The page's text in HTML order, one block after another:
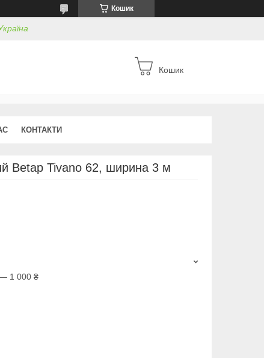
Кошик
Кошик
КОНТАКТИ
Betap Tivano 62, ширина 3 м
— 1 000 ₴